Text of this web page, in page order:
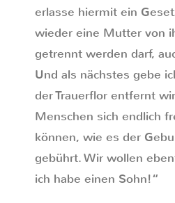
erlasse hiermit ein
wieder eine Mutter von
getrennt werden darf,
Und als nächstes gebe
der Trauerflor entfernt
Menschen sich endlich
können, wie es der
gebührt. Wir wollen
ich habe einen Sohn!“